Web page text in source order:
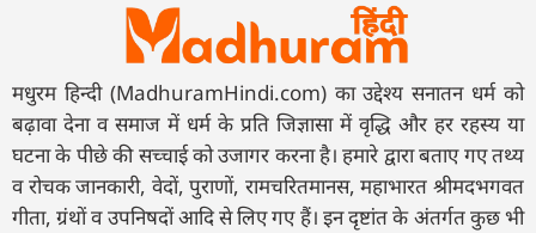
मधुरम हिन्दी (MadhuramHindi.com) का उद्देश्य सनातन धर्म को
बढ़ावा देना व समाज में धर्म के प्रति जिज्ञासा में वृद्धि और हर रहस्य या
घटना के पीछे की सच्चाई को उजागर करना है। हमारे द्वारा बताए गए तथ्य
व रोचक जानकारी, वेदों, पुराणों, रामचरितमानस, महाभारत श्रीमदभगवत
गीता, ग्रंथों व उपनिषदों आदि से लिए गए हैं। इन दृष्टांत के अंतर्गत कुछ भी